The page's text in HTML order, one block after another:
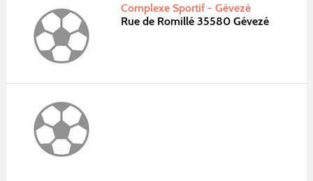
Complexe Sportif - Gévezé
Rue de Romillé 35580 Gévezé